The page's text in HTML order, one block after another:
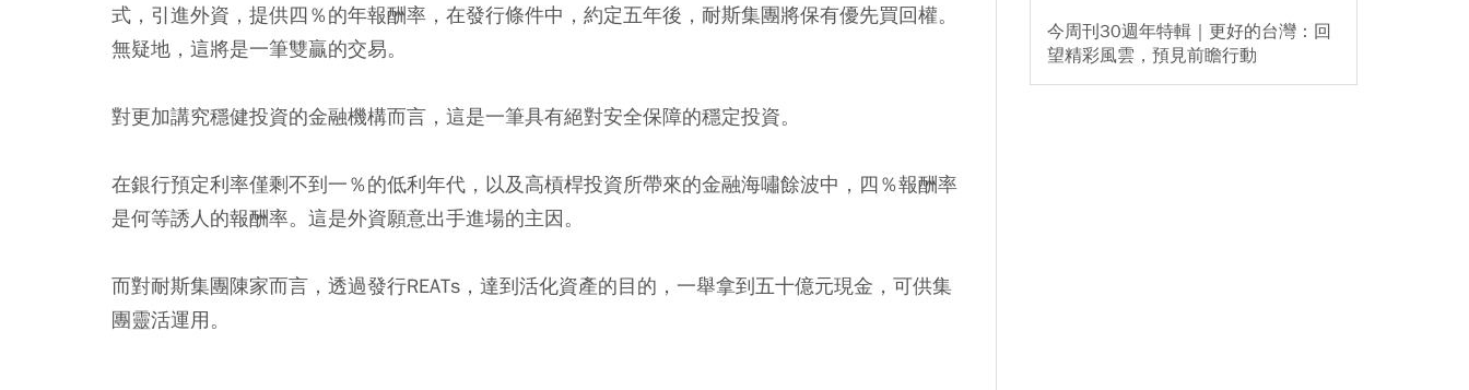
式，引進外資，提供四％的年報酬率，在發行條件中，約定五年後，耐斯集團將保有優先買回權。
無疑地，這將是一筆雙贏的交易。
對更加講究穩健投資的金融機構而言，這是一筆具有絕對安全保障的穩定投資。
在銀行預定利率僅剩不到一％的低利年代，以及高槓桿投資所帶來的金融海嘯餘波中，四％報酬率
是何等誘人的報酬率。這是外資願意出手進場的主因。
而對耐斯集團陳家而言，透過發行REATs，達到活化資產的目的，一舉拿到五十億元現金，可供集
團靈活運用。
今周刊30週年特輯｜更好的台灣：回
望精彩風雲，預見前瞻行動